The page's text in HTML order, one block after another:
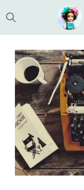
direct
naar
hoofdinhoud